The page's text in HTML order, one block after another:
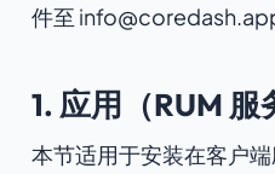
件至
1. 应用（RUM 服
本节适用于安装在客户